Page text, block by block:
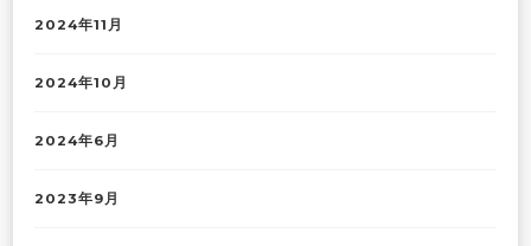
2024年11月
2024年10月
2024年6月
2023年9月